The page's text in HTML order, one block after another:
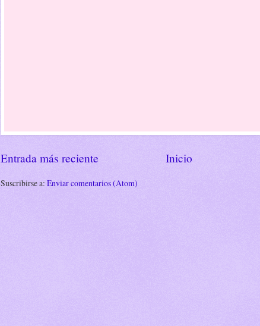
Entrada más reciente Inicio
Suscribirse a: Enviar comentarios (Atom)